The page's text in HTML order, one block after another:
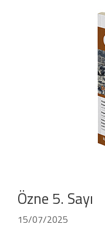
Özne 5. Sayı
15/07/2025